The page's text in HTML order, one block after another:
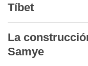
Tíbet
La
Samye